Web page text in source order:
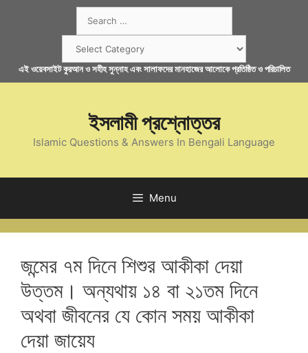
for:
এই ওয়েবসাইট কুরআন ও সহীহ সুন্নাহ এবং সালাফদের মানহাজের আলোকে প্রতিষ্ঠিত ও পরিচালিত
ইসলামী প্রশ্নোত্তর
Islamic Questions & Answers In Bengali Language
Menu
জন্মের ৭ম দিনে শিশুর আকীকা দেয়া
উত্তম। অন্যথায় ১৪ বা ২১তম দিনে
অথবা জীবনের যে কোন সময় আকীকা
দেয়া জায়েয